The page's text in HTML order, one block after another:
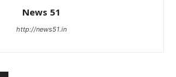
News 51
http://news51.in